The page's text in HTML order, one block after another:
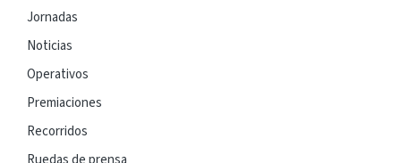
Jornadas
Noticias
Operativos
Premiaciones
Recorridos